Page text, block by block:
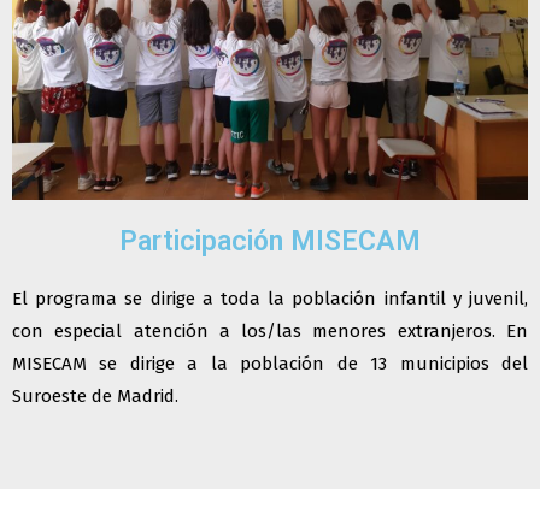
Participación MISECAM
El programa se dirige a toda la población infantil y juvenil,
con especial atención a los/las menores extranjeros. En
MISECAM se dirige a la población de 13 municipios del
Suroeste de Madrid.